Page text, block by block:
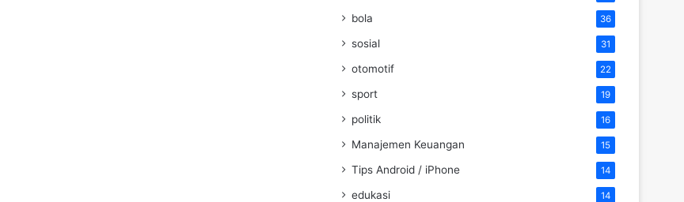
bola 36
sosial 31
otomotif 22
sport 19
politik 16
Manajemen Keuangan 15
Tips Android / iPhone 14
edukasi 14